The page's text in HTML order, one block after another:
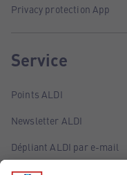
Privacy protection App
Service
Points ALDI
Newsletter ALDI
Dépliant ALDI par e-mail